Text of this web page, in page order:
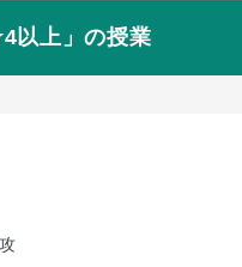
以上」の授業